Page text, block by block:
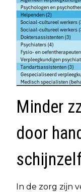
Minder
door
In de zorg zijn